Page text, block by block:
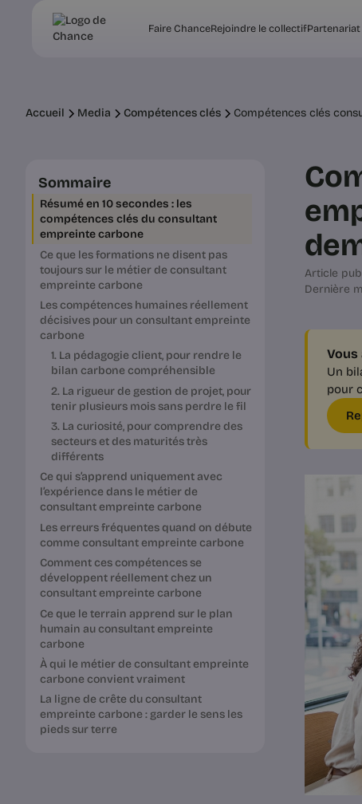
Faire ChanceRejoindre le collectifPartenariat
Accueil Media Compétences clés Compétences clés
Sommaire
Résumé en 10 secondes : les
compétences clés du consultant
empreinte carbone
Ce que les formations ne disent pas
toujours sur le métier de consultant
empreinte carbone
Les compétences humaines réellement
décisives pour un consultant empreinte
carbone
1. La pédagogie client, pour rendre le
bilan carbone compréhensible
2. La rigueur de gestion de projet, pour
tenir plusieurs mois sans perdre le fil
3. La curiosité, pour comprendre des
secteurs et des maturités très
différents
Ce qui s’apprend uniquement avec
l’expérience dans le métier de
consultant empreinte carbone
Les erreurs fréquentes quand on débute
comme consultant empreinte carbone
Comment ces compétences se
développent réellement chez un
consultant empreinte carbone
Ce que le terrain apprend sur le plan
humain au consultant empreinte
carbone
À qui le métier de consultant empreinte
carbone convient vraiment
La ligne de crête du consultant
empreinte carbone : garder le sens les
pieds sur terre
Article
Dernière
Vous
Un
pour